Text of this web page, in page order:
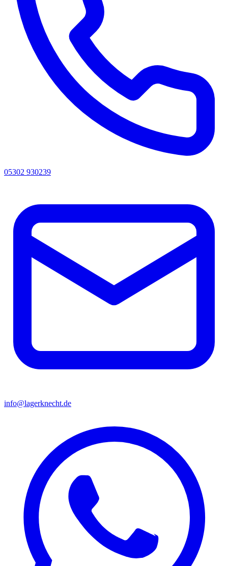
05302 930239
info@lagerknecht.de